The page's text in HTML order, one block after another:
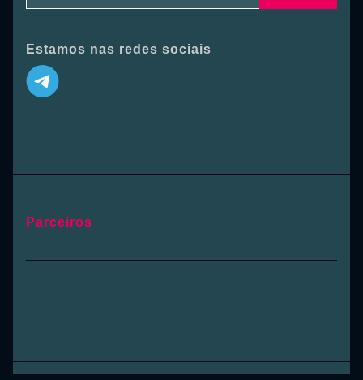
Estamos nas redes sociais
Parceiros